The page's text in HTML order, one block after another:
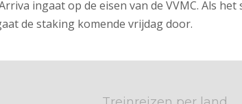
ingaat op de eisen van de VVMC. Als
de staking komende vrijdag door.